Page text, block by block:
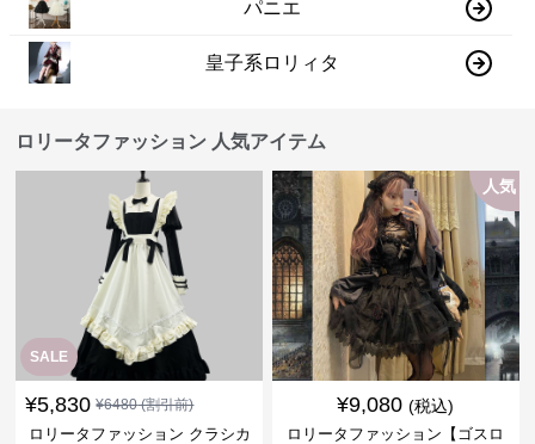
パニエ
皇子系ロリィタ
ロリータファッション 人気アイテム
SALE
¥5,830 ¥6480(割引前)
ロリータファッション クラシカ
人気
¥9,080 (税込)
ロリータファッション【ゴスロ